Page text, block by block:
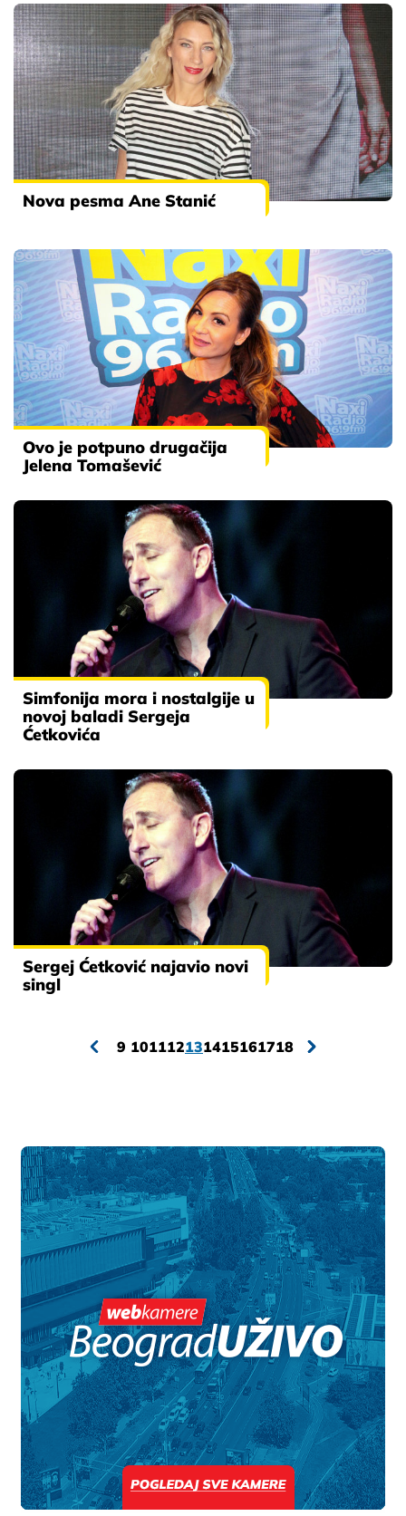
Nova pesma Ane Stanić
Ovo je potpuno drugačija
Jelena Tomašević
Simfonija mora i nostalgije u
novoj baladi Sergeja
Ćetkovića
Sergej Ćetković najavio novi
singl
9 101112131415161718